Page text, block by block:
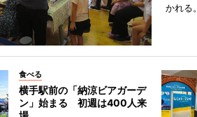
かれる。
食べる
横手駅前の「納涼ビアガーデ
ン」始まる 初週は400人来